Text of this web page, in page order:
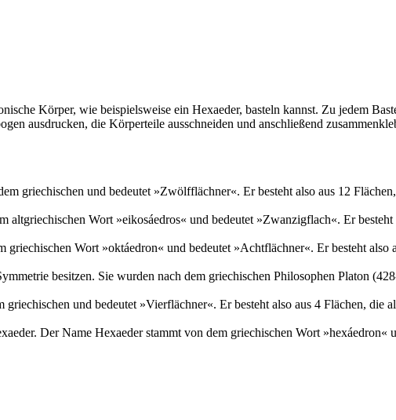
Körper, wie beispielsweise ein Hexaeder, basteln kannst. Zu jedem
ausdrucken, die Körperteile ausschneiden und anschließend
griechischen und bedeutet »Zwölfflächner«. Er besteht also aus 12
altgriechischen Wort »eikosáedros« und bedeutet »Zwanzigflach«. Er
Wort »oktáedron« und bedeutet »Achtflächner«. Er besteht
besitzen. Sie wurden nach dem griechischen Philosophen Platon
griechischen und bedeutet »Vierflächner«. Er besteht also aus 4 Flächen,
Der Name Hexaeder stammt von dem griechischen Wort »hexáedron«